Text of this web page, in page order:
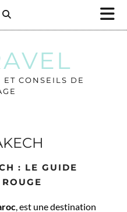
CONSEILS DE
: LE GUIDE
, est une destination